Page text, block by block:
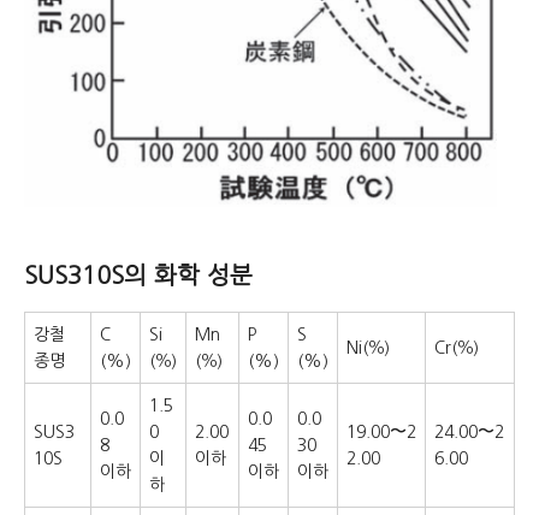
SUS310S의 화학 성분
강철
종명
C
(%)
Si
(％)
Mn
(％)
P
(%)
S
(%)
Ni(％) Cr(％)
SUS3
10S
0.0
8
이하
1.5
0
이
하
2.00
이하
0.0
45
이하
0.0
30
이하
19.00〜2
2.00
24.00〜2
6.00